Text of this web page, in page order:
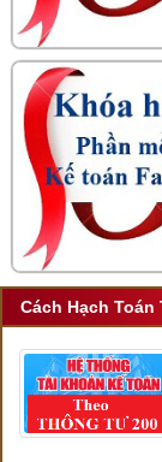
Cách Hạch Toán